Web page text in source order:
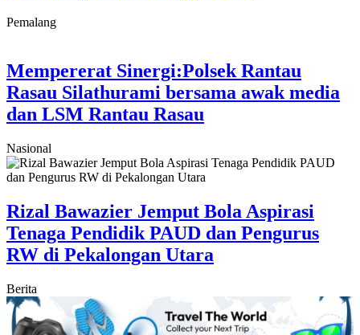
Pemalang
Mempererat Sinergi:Polsek Rantau
Rasau Silathurami bersama awak media
dan LSM Rantau Rasau
Nasional
Rizal Bawazier Jemput Bola Aspirasi
Tenaga Pendidik PAUD dan Pengurus
RW di Pekalongan Utara
Berita